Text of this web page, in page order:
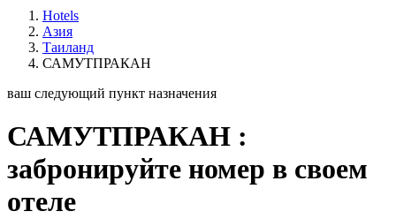
Hotels
Азия
Таиланд
САМУТПРАКАН
ваш следующий пункт назначения
САМУТПРАКАН :
забронируйте номер в своем
отеле